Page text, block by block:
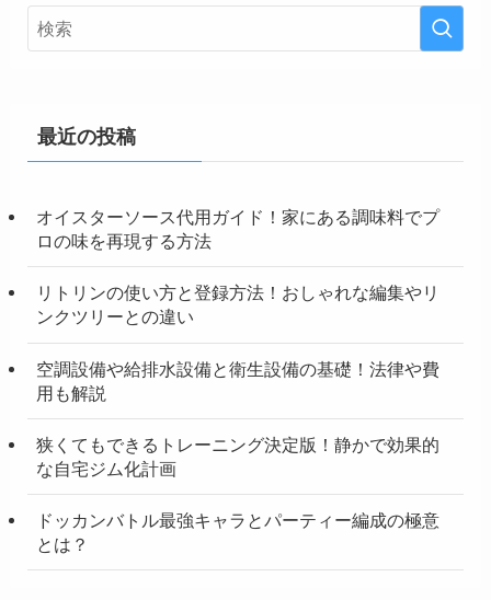
最近の投稿
オイスターソース代用ガイド！家にある調味料でプ
ロの味を再現する方法
リトリンの使い方と登録方法！おしゃれな編集やリ
ンクツリーとの違い
空調設備や給排水設備と衛生設備の基礎！法律や費
用も解説
狭くてもできるトレーニング決定版！静かで効果的
な自宅ジム化計画
ドッカンバトル最強キャラとパーティー編成の極意
とは？